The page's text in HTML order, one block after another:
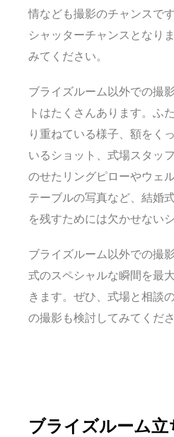
情なども撮影のチャンスで
シャッターチャンスとなり
みてください。
ブライズルーム以外での撮
トはたくさんあります。ふ
り重ねている様子、額をく
いるショット、式場スタッ
のせたリングピローやウェ
テーブルの写真など、結婚
を残すためには欠かせない
ブライズルーム以外での撮
式のスペシャルな瞬間を最
きます。ぜひ、式場と相談
の撮影も検討してみてくださ
ブライズルーム